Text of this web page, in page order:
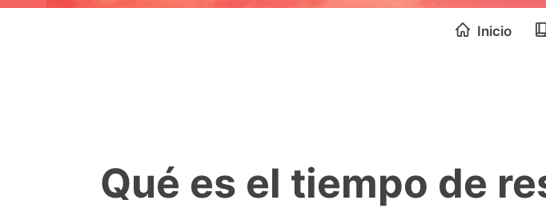
Inicio
Qué es el tiempo de